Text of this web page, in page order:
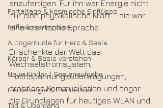
Portaltage & kosmische Einflüsse
Reflexions-Impulse
Alltagsrituale für Herz & Seele
Körper & Seele verstehen
Neue Kinder / Seelenaufgabe
Herzenergie & Frequenzen
Tod & Übergang
anzufertigen. Für ihn war Energie nicht
nur eine physikalische Kraft – sie war
eine kosmische Sprache.
Er schenkte der Welt das
Wechselstromsystem,
Hochspannungsübertragungen,
drahtlose Kommunikation und sogar
die Grundlagen für heutiges WLAN und